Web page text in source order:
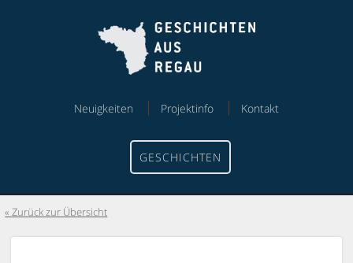
Neuigkeiten Projektinfo Kontakt
GESCHICHTEN
Zurück zur Übersicht